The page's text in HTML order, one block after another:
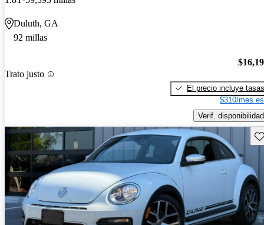
Duluth, GA
92 millas
Trato justo
El precio incluye tasas
$310/mes
Verif. disponibilidad